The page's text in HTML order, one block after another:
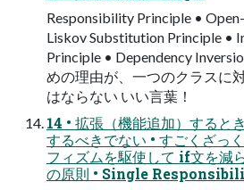
Responsibility Principle •
Liskov Substitution Principle •
Principle • Dependency
めの理由が、一つのクラスに
はならない いい言葉！
14 • 拡張（機能追加）すると
するべきでない • すごくざっ
フィズムを駆使して if文を減
の原則 • Single